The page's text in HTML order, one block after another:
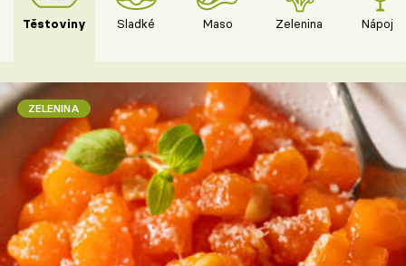
Těstoviny Sladké Maso Zelenina Nápoje
ZELENINA